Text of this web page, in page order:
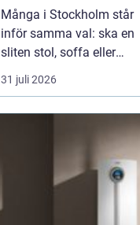
möbler
Många i Stockholm står
inför samma val: ska en
sliten stol, soffa eller
fåtölj slängas, säljas
billigt eller renoveras?
möbelrenovering istället
för nyköp. Resultatet blir
ofta både mer personligt,
31 juli 2026